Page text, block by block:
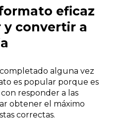
eficaz
y convertir a
alguna vez
es popular porque es
responder a las
obtener el máximo
correctas.